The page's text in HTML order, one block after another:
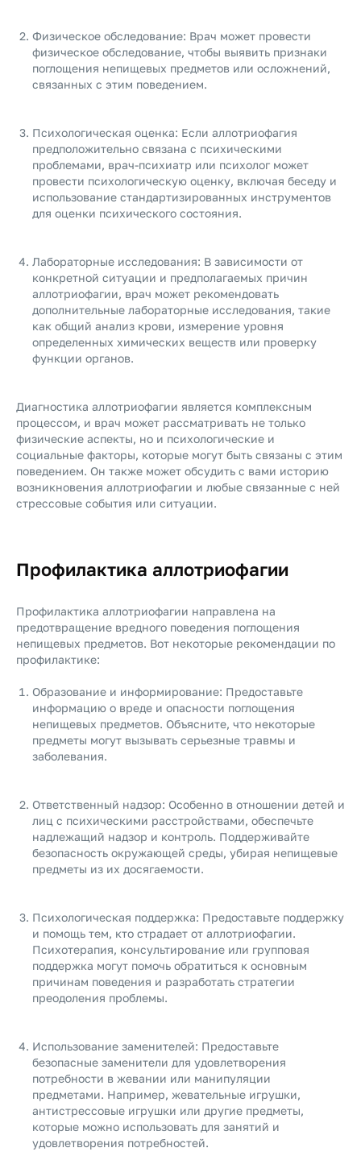
Физическое обследование: Врач может провести
физическое обследование, чтобы выявить признаки
поглощения непищевых предметов или осложнений,
связанных с этим поведением.
Психологическая оценка: Если аллотриофагия
предположительно связана с психическими
проблемами, врач-психиатр или психолог может
провести психологическую оценку, включая беседу и
использование стандартизированных инструментов
для оценки психического состояния.
Лабораторные исследования: В зависимости от
конкретной ситуации и предполагаемых причин
аллотриофагии, врач может рекомендовать
дополнительные лабораторные исследования, такие
как общий анализ крови, измерение уровня
определенных химических веществ или проверку
функции органов.
Диагностика аллотриофагии является комплексным
процессом, и врач может рассматривать не только
физические аспекты, но и психологические и
социальные факторы, которые могут быть связаны с этим
поведением. Он также может обсудить с вами историю
возникновения аллотриофагии и любые связанные с ней
стрессовые события или ситуации.
Профилактика аллотриофагии
Профилактика аллотриофагии направлена на
предотвращение вредного поведения поглощения
непищевых предметов. Вот некоторые рекомендации по
профилактике:
Образование и информирование: Предоставьте
информацию о вреде и опасности поглощения
непищевых предметов. Объясните, что некоторые
предметы могут вызывать серьезные травмы и
заболевания.
Ответственный надзор: Особенно в отношении детей и
лиц с психическими расстройствами, обеспечьте
надлежащий надзор и контроль. Поддерживайте
безопасность окружающей среды, убирая непищевые
предметы из их досягаемости.
Психологическая поддержка: Предоставьте поддержку
и помощь тем, кто страдает от аллотриофагии.
Психотерапия, консультирование или групповая
поддержка могут помочь обратиться к основным
причинам поведения и разработать стратегии
преодоления проблемы.
Использование заменителей: Предоставьте
безопасные заменители для удовлетворения
потребности в жевании или манипуляции
предметами. Например, жевательные игрушки,
антистрессовые игрушки или другие предметы,
которые можно использовать для занятий и
удовлетворения потребностей.